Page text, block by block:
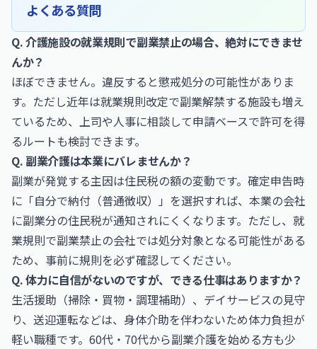
よくある質問
Q. 介護施設の就業規則で副業禁止の場合、絶対にできませ
んか？
ほぼできません。違反すると懲戒処分の可能性がありま
す。ただし近年は就業規則改定で副業解禁する施設も増え
ているため、上司や人事に相談して申請ベースで許可を得
るルートも検討できます。
Q. 副業介護は本業にバレませんか？
副業が発覚する主因は住民税の額の変動です。確定申告時
に「自分で納付（普通徴収）」を選択すれば、本業の会社
に副業分の住民税が通知されにくくなります。ただし、就
業規則で副業禁止の会社では処分対象となる可能性がある
ため、事前に規則を必ず確認してください。
Q. 体力に自信がないのですが、できる仕事はありますか？
生活援助（掃除・買物・調理補助）、デイサービスの見守
り、送迎運転などは、身体介助を伴わないため体力負担が
軽い職種です。60代・70代から副業介護を始める方も少